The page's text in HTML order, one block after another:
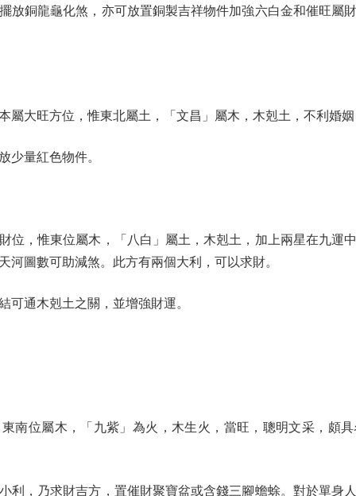
龍龜化煞，亦可放置銅製吉祥物件加強六白金和催旺屬
旺方位，惟東北屬土，「文昌」屬木，木剋土，不利婚姻
量紅色物件。
惟東位屬木，「八白」屬土，木剋土，加上兩星在九運
河圖數可助減煞。此方有兩個大利，可以求財。
通木剋土之關，並增強財運。
位屬木，「九紫」為火，木生火，當旺，聰明文采，頗具
乃求財吉方，置催財聚寶盆或含錢三腳蟾蜍。對於單身